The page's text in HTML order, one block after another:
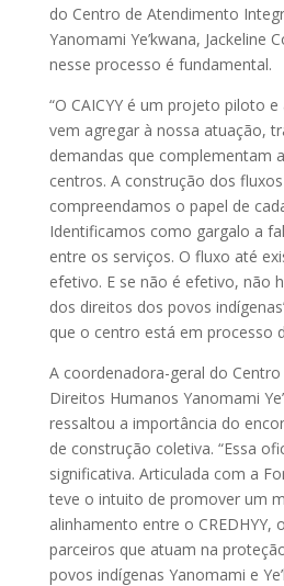
do Centro de Atendimento
Yanomami Ye’kwana, Jackeline
nesse processo é fundamental.
“O CAICYY é um projeto piloto
vem agregar à nossa atuação,
demandas que complementam
centros. A construção dos
compreendamos o papel de
Identificamos como gargalo a
entre os serviços. O fluxo até
efetivo. E se não é efetivo, não
dos direitos dos povos
que o centro está em processo
A coordenadora-geral do
Direitos Humanos Yanomami
ressaltou a importância do
de construção coletiva. “Essa
significativa. Articulada com a
teve o intuito de promover um
alinhamento entre o CREDHYY,
parceiros que atuam na
povos indígenas Yanomami e